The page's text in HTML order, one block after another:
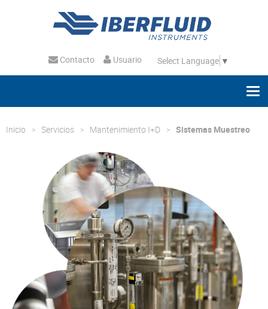
Contacto Usuario Select Language ▼
Inicio Servicios Mantenimiento I+D Sistemas Muestreo